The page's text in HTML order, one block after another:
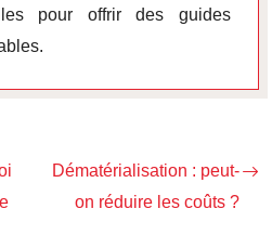
pour offrir des guides
Dématérialisation : peut-
on réduire les coûts ?